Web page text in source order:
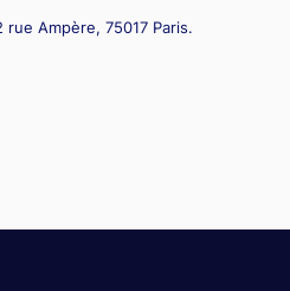
Ampère, 75017 Paris.